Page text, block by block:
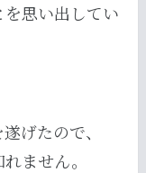
思い出してい
げたので、
ません。